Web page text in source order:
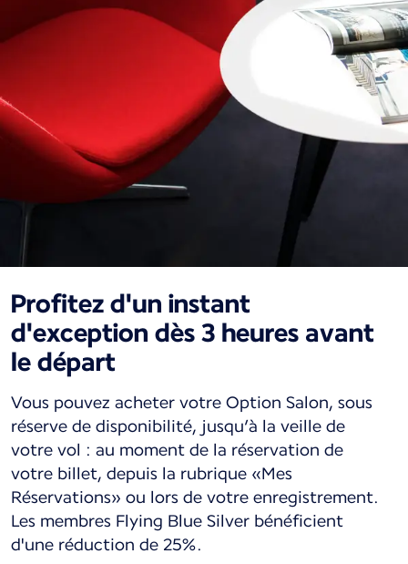
Profitez d'un instant
d'exception dès 3 heures avant
le départ
Vous pouvez acheter votre Option Salon, sous
réserve de disponibilité, jusqu’à la veille de
votre vol : au moment de la réservation de
votre billet, depuis la rubrique «Mes
Réservations» ou lors de votre enregistrement.
Les membres Flying Blue Silver bénéficient
d'une réduction de 25%.